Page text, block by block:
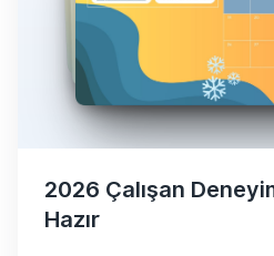
2026 Çalışan
Hazır